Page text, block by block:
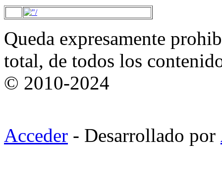
Queda expresamente
total, de todos los
© 2010-2024
Acceder - Desarrollado por